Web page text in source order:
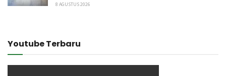
8 AGUSTUS 2026
Youtube Terbaru